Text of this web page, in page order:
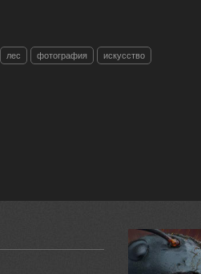
лес фотография искусство